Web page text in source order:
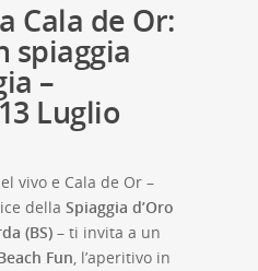
Cala de Or:
spiaggia
–
Luglio
vivo e Cala de Or –
della Spiaggia d’Oro
(BS) – ti invita a un
Fun, l’aperitivo in